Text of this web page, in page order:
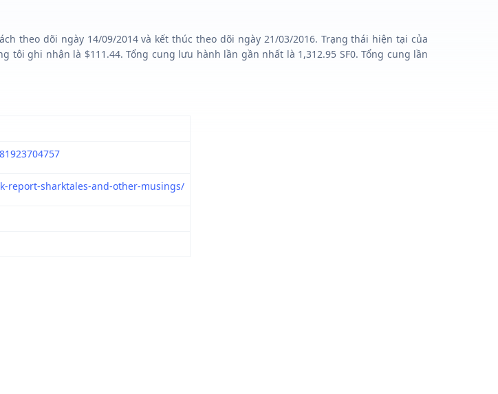
theo dõi ngày 14/09/2014 và kết thúc theo dõi ngày 21/03/2016. Trạng thái hiện tại của
ghi nhận là $111.44. Tổng cung lưu hành lần gần nhất là 1,312.95 SF0. Tổng cung lần
report-sharktales-and-other-musings/